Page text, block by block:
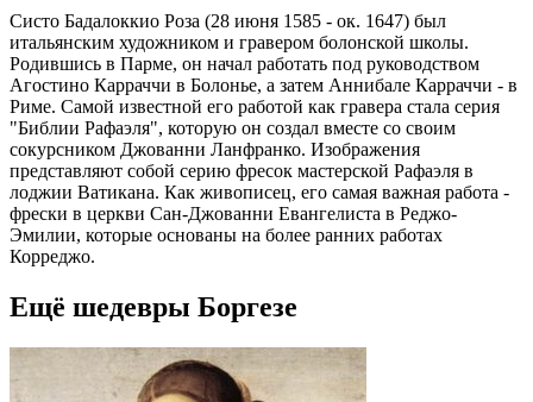
Систо Бадалоккио Роза (28 июня 1585 - ок. 1647) был
итальянским художником и гравером болонской школы.
Родившись в Парме, он начал работать под руководством
Агостино Карраччи в Болонье, а затем Аннибале Карраччи - в
Риме. Самой известной его работой как гравера стала серия
"Библии Рафаэля", которую он создал вместе со своим
сокурсником Джованни Ланфранко. Изображения
представляют собой серию фресок мастерской Рафаэля в
лоджии Ватикана. Как живописец, его самая важная работа -
фрески в церкви Сан-Джованни Евангелиста в Реджо-
Эмилии, которые основаны на более ранних работах
Корреджо.
Ещё шедевры Боргезе